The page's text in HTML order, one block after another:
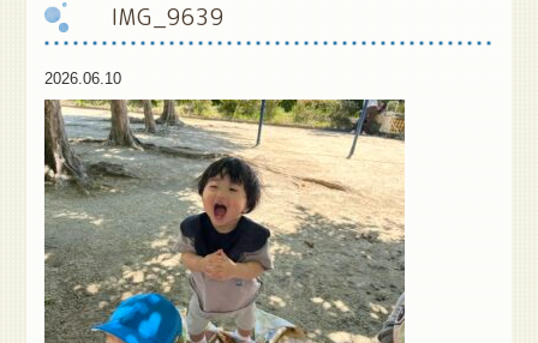
護者様専用ブログ
IMG_9639
2026.06.10